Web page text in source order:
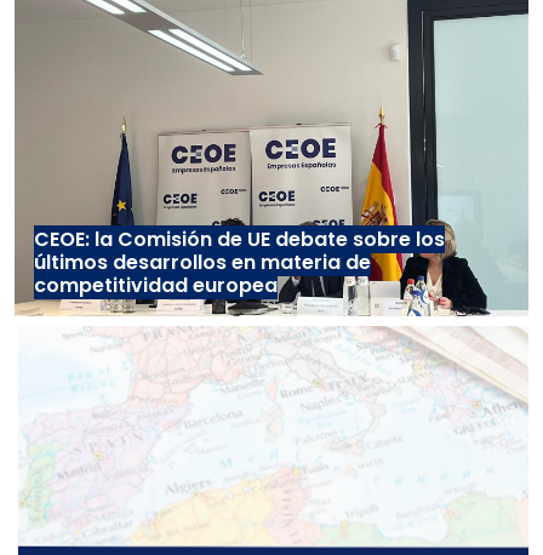
CEOE: la Comisión de UE debate sobre los
últimos desarrollos en materia de
competitividad europea